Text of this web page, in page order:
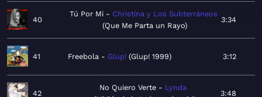
40
Tú Por Mi
Christina y Los Subterráneos
Que Me Parta un Rayo
3:34
41 Freebola Glup! Glup! 1999 3:12
42
No Quiero Verte
Lynda
3:48